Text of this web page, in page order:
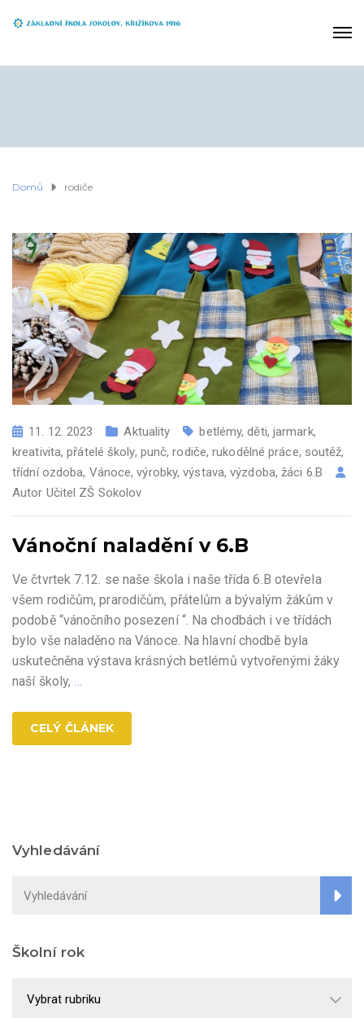
Domů rodiče
11. 12. 2023 Aktuality betlémy,děti, jarmark,
kreativita,přátelé školy, punč,rodiče,rukodělné práce, soutěž,
třídní ozdoba, Vánoce,výrobky,výstava,výzdoba,žáci 6.B
Autor Učitel ZŠ Sokolov
Vánoční naladění v 6.B
Ve čtvrtek 7.12. se naše škola i naše třída 6.B otevřela
všem rodičům, prarodičům, přátelům a bývalým žákům v
podobě “vánočního posezení “. Na chodbách i ve třídách
bylo vše naladěno na Vánoce. Na hlavní chodbě byla
uskutečněna výstava krásných betlémů vytvořenými žáky
naší školy,…
CELÝ ČLÁNEK
Vyhledávání
Školní rok
rok